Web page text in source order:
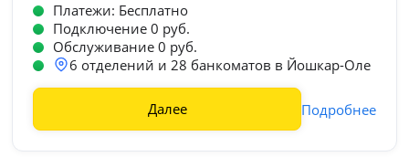
Платежи: Бесплатно
Подключение 0 руб.
Обслуживание 0 руб.
6 отделений и 28 банкоматов в Йошкар-Оле
Далее Подробнее